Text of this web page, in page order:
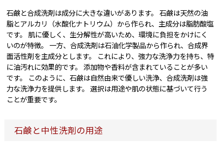
石鹸と合成洗剤は成分に大きな違いがあります。 石鹸は天然の油
脂とアルカリ（水酸化ナトリウム）から作られ、主成分は脂肪酸塩
です。 肌に優しく、生分解性が高いため、環境に負担をかけにく
いのが特徴。 一方、合成洗剤は石油化学製品から作られ、合成界
面活性剤を主成分とします。 これにより、強力な洗浄力を持ち、特
に油汚れに効果的です。 添加物や香料が含まれていることが多い
です。 このように、石鹸は自然由来で優しい洗浄、合成洗剤は強
力な洗浄力を提供します。 選択は用途や肌の状態に基づいて行う
ことが重要です。
石鹸と中性洗剤の用途